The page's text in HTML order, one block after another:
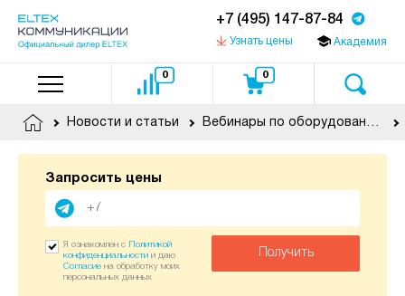
+7 (495) 147-87-84
Узнать цены Академия
0 0
Новости и статьи Вебинары по оборудованию Eltex
Запросить цены
Получить
Я ознакомлен с
Политикой
конфиденциальности и даю
Согласие на обработку моих
персональных данных